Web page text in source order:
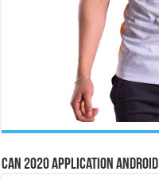
CAN 2020 Application Android